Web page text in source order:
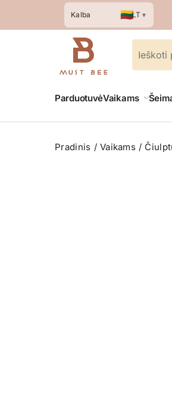
Kalba 🇱🇹LT ▼
ParduotuvėVaikams
Pradinis Vaikams